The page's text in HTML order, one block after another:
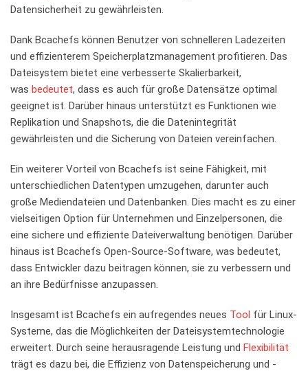
Datensicherheit zu gewährleisten.
Dank Bcachefs können Benutzer von schnelleren Ladezeiten
⁤und effizienterem Speicherplatzmanagement profitieren. Das
‍Dateisystem ‍bietet eine verbesserte Skalierbarkeit,
was ⁤ bedeutet, dass es auch für große Datensätze ⁤optimal
geeignet ist. Darüber ⁣hinaus unterstützt es Funktionen wie
Replikation und⁣ Snapshots,⁣ die die Datenintegrität
gewährleisten und die Sicherung von Dateien vereinfachen.
Ein weiterer Vorteil von Bcachefs ist seine Fähigkeit, mit⁢
unterschiedlichen Datentypen umzugehen, darunter auch
große Mediendateien​ und Datenbanken. Dies macht​ es zu einer
vielseitigen Option für Unternehmen und Einzelpersonen, die
eine‍ sichere und effiziente Dateiverwaltung benötigen. Darüber
hinaus ⁢ist Bcachefs Open-Source-Software, was bedeutet,
dass Entwickler dazu‍ beitragen können, sie zu verbessern und
an ihre Bedürfnisse anzupassen.
Insgesamt ist Bcachefs ein aufregendes neues Tool für Linux-
Systeme, das die Möglichkeiten der Dateisystemtechnologie
erweitert. Durch‍ seine herausragende Leistung‍ und Flexibilität
trägt es dazu bei, die Effizienz von ​Datenspeicherung ⁤und -